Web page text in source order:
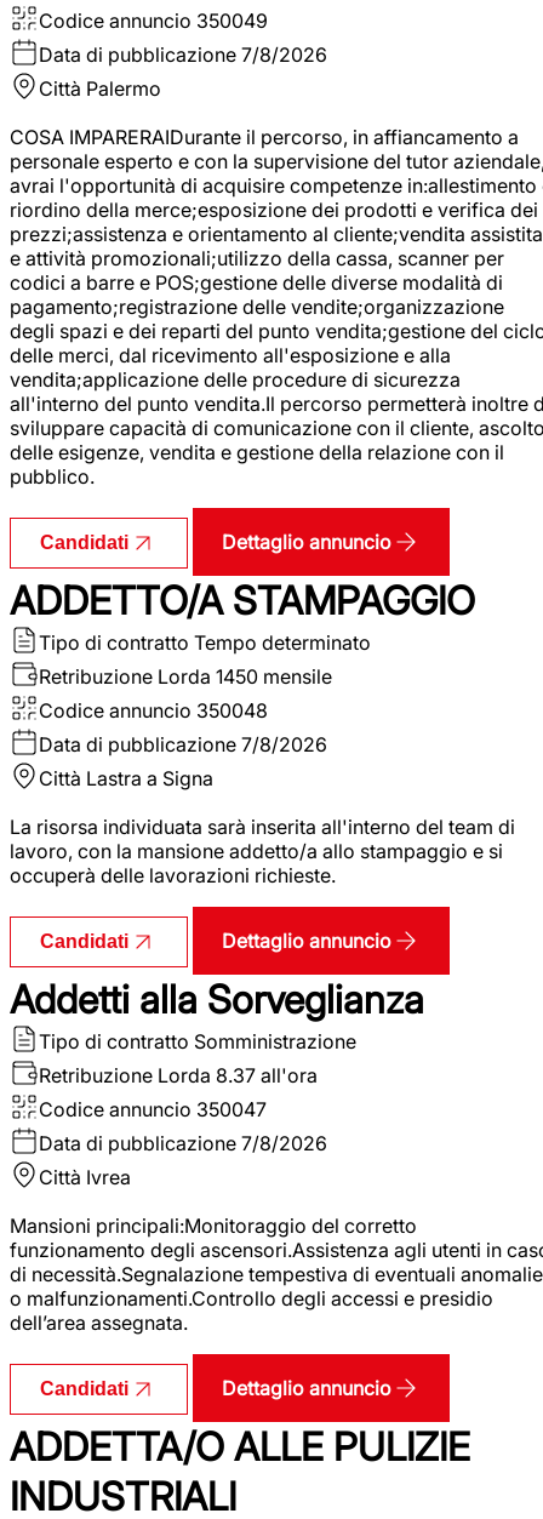
Codice annuncio 350049
Data di pubblicazione 7/8/2026
Città Palermo
COSA IMPARERAIDurante il percorso, in affiancamento a
personale esperto e con la supervisione del tutor
avrai l'opportunità di acquisire competenze in:allestimento
riordino della merce;esposizione dei prodotti e verifica dei
prezzi;assistenza e orientamento al cliente;vendita assistita
e attività promozionali;utilizzo della cassa, scanner per
codici a barre e POS;gestione delle diverse modalità di
pagamento;registrazione delle vendite;organizzazione
degli spazi e dei reparti del punto vendita;gestione del
delle merci, dal ricevimento all'esposizione e alla
vendita;applicazione delle procedure di sicurezza
all'interno del punto vendita.Il percorso permetterà inoltre
sviluppare capacità di comunicazione con il cliente,
delle esigenze, vendita e gestione della relazione con il
pubblico.
Candidati Dettaglio annuncio
ADDETTO/A STAMPAGGIO
Tipo di contratto Tempo determinato
Retribuzione Lorda 1450 mensile
Codice annuncio 350048
Data di pubblicazione 7/8/2026
Città Lastra a Signa
La risorsa individuata sarà inserita all'interno del team di
lavoro, con la mansione addetto/a allo stampaggio e si
occuperà delle lavorazioni richieste.
Candidati Dettaglio annuncio
Addetti alla Sorveglianza
Tipo di contratto Somministrazione
Retribuzione Lorda 8.37 all'ora
Codice annuncio 350047
Data di pubblicazione 7/8/2026
Città Ivrea
Mansioni principali:Monitoraggio del corretto
funzionamento degli ascensori.Assistenza agli utenti in
di necessità.Segnalazione tempestiva di eventuali anomalie
o malfunzionamenti.Controllo degli accessi e presidio
dell’area assegnata.
Candidati Dettaglio annuncio
ADDETTA/O ALLE PULIZIE
INDUSTRIALI